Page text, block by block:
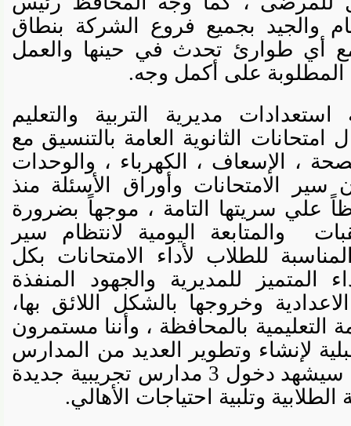
والجيد بجميع فروع الشركة بنطاق
أي طوارئ تحدث في حينها والعمل
على أكمل وجه.
مديرية التربية والتعليم
الثانوية العامة بالتنسيق مع
، الإسعاف ، الكهرباء ، والوحدات
الامتحانات وأوراق الأسئلة منذ
سريتها التامة ، موجهاً بضرورة
والمتابعة اليومية لانتظام سير
للطلاب لأداء الامتحانات بكل
للمديرية والجهود المنفذة
وخروجها بالشكل اللائق بها،
بالمحافظة ، وأننا مستمرون
وتطوير العديد من المدارس
بالمحافظة وأن العام الجديد سيشهد دخول 3 مدارس تجريبية جديدة
وتلبية احتياجات الأهالي.